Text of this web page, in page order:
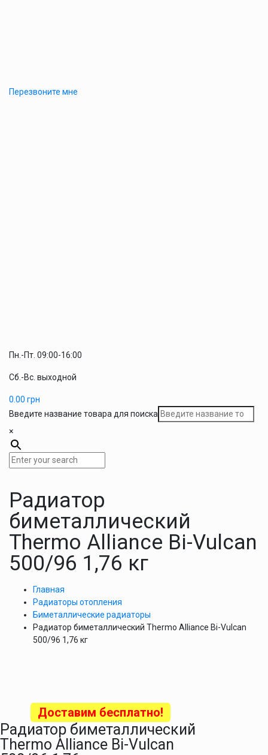
Перезвоните мне
Пн.-Пт. 09:00-16:00
Сб.-Вс. выходной
0.00 грн
Введите название товара для поиска
×
Радиатор
биметаллический
Thermo Alliance Bi-Vulcan
500/96 1,76 кг
Главная
Радиаторы отопления
Биметаллические радиаторы
Радиатор биметаллический Thermo Alliance Bi-Vulcan
500/96 1,76 кг
Доставим бесплатно!
Радиатор биметаллический
Thermo Alliance Bi-Vulcan